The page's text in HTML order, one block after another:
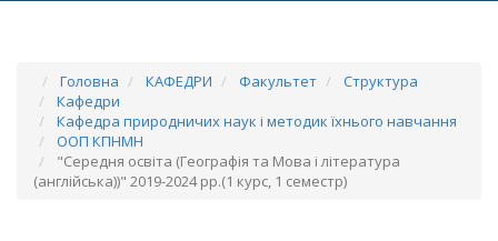
Головна КАФЕДРИ Факультет
Структура
Кафедри
Кафедра природничих наук і методик їхнього навчання
ООП КПНМН
"Середня освіта (Географія та Мова і література
(англійська))" 2019-2024 рр.(1 курс, 1 семестр)